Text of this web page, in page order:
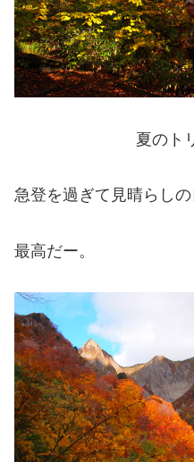
夏のト
急登を過ぎて見晴らしの
最高だー。